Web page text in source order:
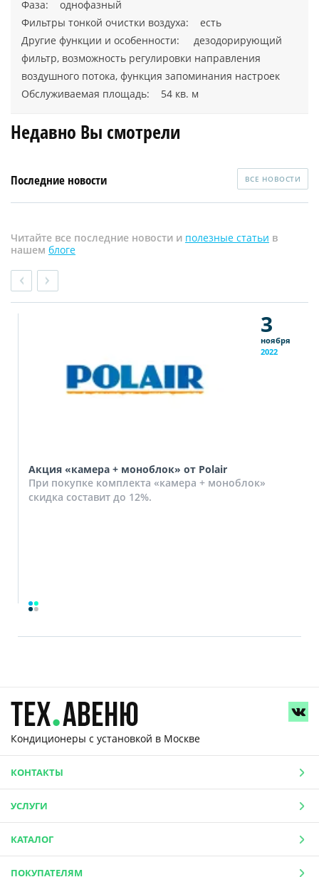
Фаза: однофазный
Фильтры тонкой очистки воздуха: есть
Другие функции и особенности: дезодорирующий
фильтр, возможность регулировки направления
воздушного потока, функция запоминания настроек
Обслуживаемая площадь: 54 кв. м
Недавно Вы смотрели
Последние новости ВСЕ НОВОСТИ
Читайте все последние новости и полезные статьи в
нашем блоге
3
ноября
2022
Акция «камера + моноблок» от Polair
При покупке комплекта «камера + моноблок»
скидка составит до 12%.
Кондиционеры с установкой в Москве
КОНТАКТЫ
УСЛУГИ
КАТАЛОГ
ПОКУПАТЕЛЯМ